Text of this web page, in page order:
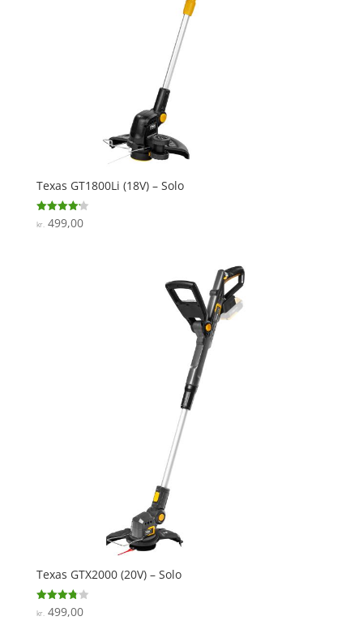
Texas GT1800Li (18V) – Solo
Vurderet
4.2
kr. 499,00
Texas GTX2000 (20V) – Solo
Vurderet
3.8
kr. 499,00